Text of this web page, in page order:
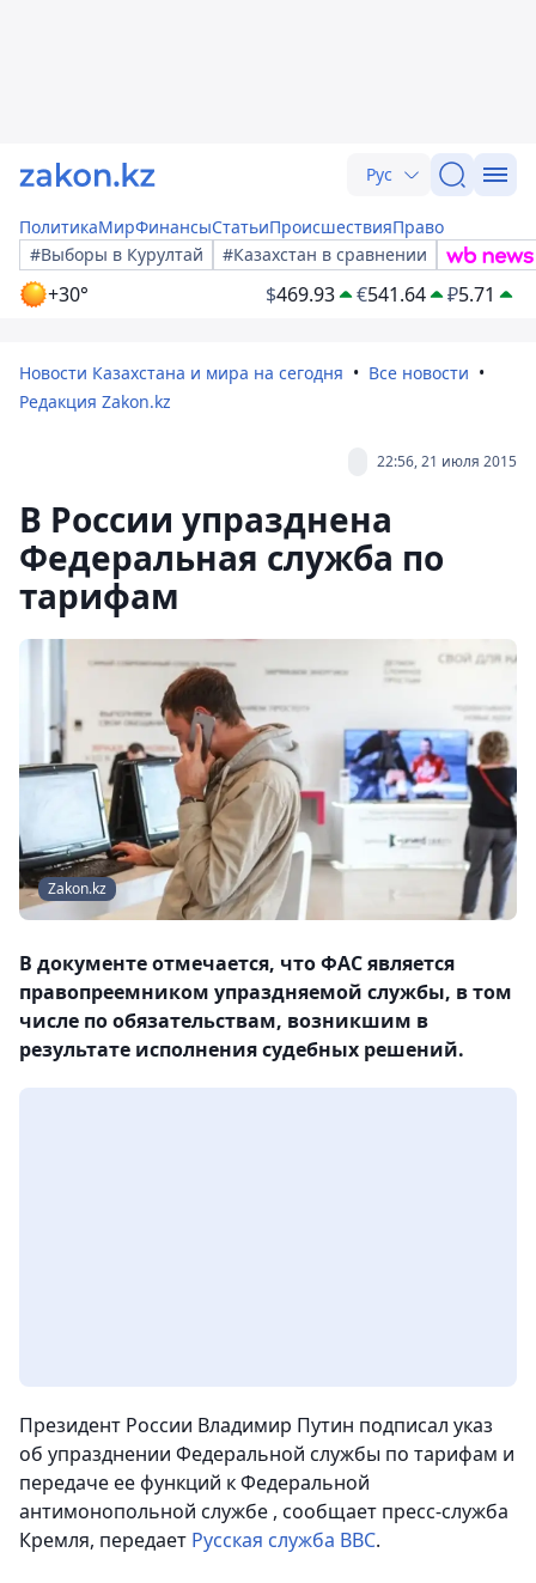
Рус
ПолитикаМирФинансыСтатьиПроисшествияПраво
#Выборы в Курултай
#Казахстан в сравнении
+30° $469.93 €541.64 ₽5.71
Новости Казахстана и мира на сегодня
Все новости
Редакция Zakon.kz
22:56, 21 июля 2015
В России упразднена
Федеральная служба по
тарифам
Zakon.kz
В документе отмечается, что ФАС является
правопреемником упраздняемой службы, в том
числе по обязательствам, возникшим в
результате исполнения судебных решений.
Президент России Владимир Путин подписал указ
об упразднении Федеральной службы по тарифам и
передаче ее функций к Федеральной
антимонопольной службе , сообщает пресс-служба
Кремля, передает Русская служба BBC.